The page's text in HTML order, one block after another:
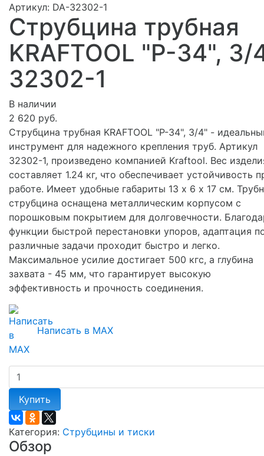
Артикул: DA-32302-1
Струбцина трубная
KRAFTOOL "P-34", 3/
32302-1
В наличии
2 620 руб.
Струбцина трубная KRAFTOOL "P-34", 3/4" -
инструмент для надежного крепления труб. Артикул
32302-1, произведено компанией Kraftool. Вес
составляет 1.24 кг, что обеспечивает устойчивость
работе. Имеет удобные габариты 13 х 6 х 17 см.
струбцина оснащена металлическим корпусом с
порошковым покрытием для долговечности.
функции быстрой перестановки упоров, адаптация
различные задачи проходит быстро и легко.
Максимальное усилие достигает 500 кгс, а глубина
захвата - 45 мм, что гарантирует высокую
эффективность и прочность соединения.
Написать в MAX
Купить
Категория: Струбцины и тиски
Обзор